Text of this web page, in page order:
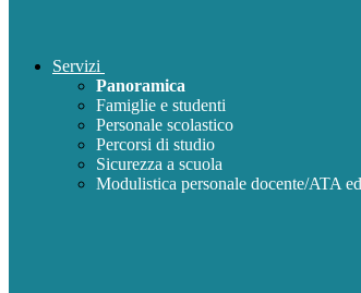
Servizi
Panoramica
Famiglie e studenti
Personale scolastico
Percorsi di studio
Sicurezza a scuola
Modulistica personale docente/ATA